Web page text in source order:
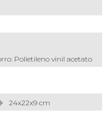
Polietileno vinil acetato
24x22x9 cm